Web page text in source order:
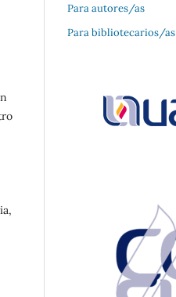
Para autores/as
Para bibliotecarios/as